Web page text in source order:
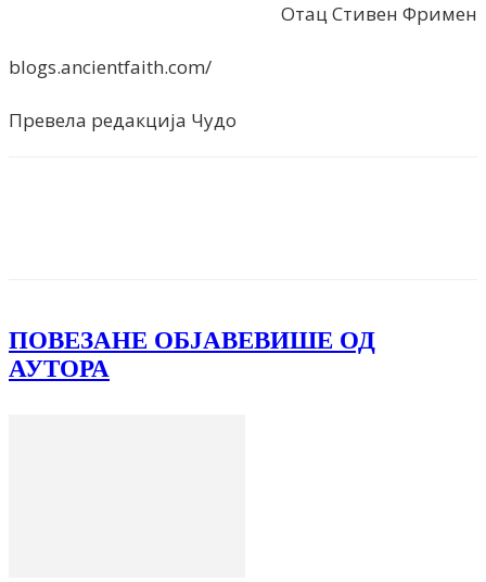
Отац Стивен Фримен
blogs.ancientfaith.com/
Превела редакција Чудо
ПОВЕЗАНЕ ОБЈАВЕВИШЕ ОД
АУТОРА